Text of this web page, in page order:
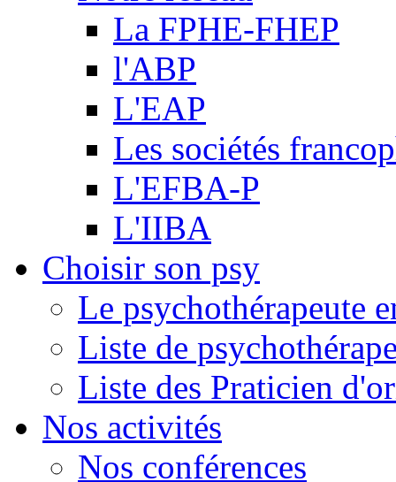
La FPHE-FHEP
l'ABP
L'EAP
Les sociétés
L'EFBA-P
L'IIBA
Choisir son psy
Le psychothérapeute
Liste de
Liste des Praticien
Nos activités
Nos conférences